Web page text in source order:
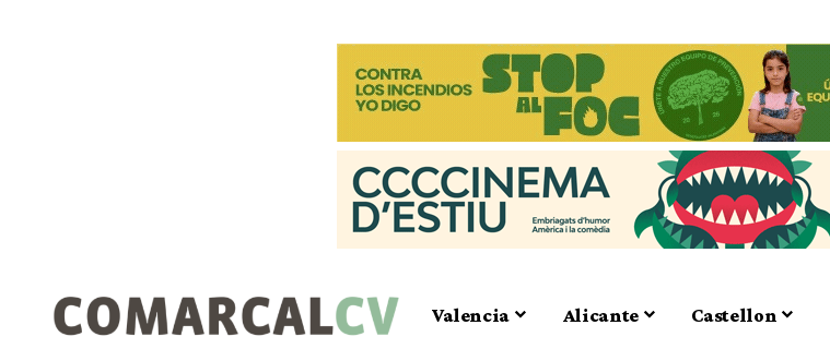
Valencia Alicante Castellon